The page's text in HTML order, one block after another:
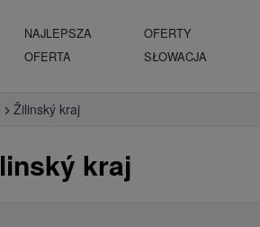
NAJLEPSZA
OFERTA
OFERTY
SŁOWACJA
Žilinský kraj
kraj